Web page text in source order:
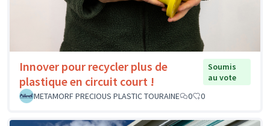
Innover pour recycler plus de
plastique en circuit court !
Soumis
au vote
METAMORF PRECIOUS PLASTIC TOURAINE
0 0